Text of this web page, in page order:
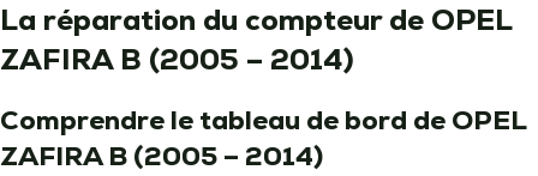
La réparation du compteur de OPEL
ZAFIRA B (2005 – 2014)
Comprendre le tableau de bord de OPEL
ZAFIRA B (2005 – 2014)